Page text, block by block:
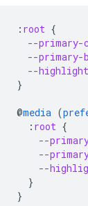
: root {
--primary-
--primary-
--
}
@media (
: root {
--
--
--
}
}